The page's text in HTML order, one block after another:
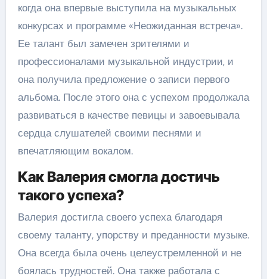
когда она впервые выступила на музыкальных
конкурсах и программе «Неожиданная встреча».
Ее талант был замечен зрителями и
профессионалами музыкальной индустрии, и
она получила предложение о записи первого
альбома. После этого она с успехом продолжала
развиваться в качестве певицы и завоевывала
сердца слушателей своими песнями и
впечатляющим вокалом.
Как Валерия смогла достичь
такого успеха?
Валерия достигла своего успеха благодаря
своему таланту, упорству и преданности музыке.
Она всегда была очень целеустремленной и не
боялась трудностей. Она также работала с